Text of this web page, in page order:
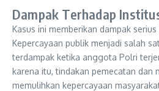
Dampak Terhadap
Kasus ini memberikan dampak
Kepercayaan publik menjadi salah
terdampak ketika anggota Polri
karena itu, tindakan pemecatan dan
memulihkan kepercayaan